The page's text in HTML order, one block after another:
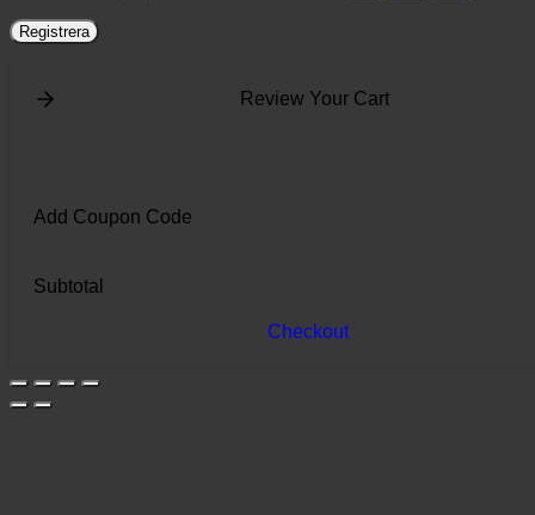
Registrera
Review Your Cart
Add Coupon Code
Subtotal
Checkout